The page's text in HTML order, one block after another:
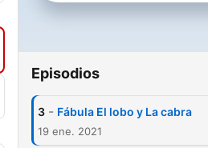
Episodios
3 - Fábula El lobo y La cabra
19 ene. 2021